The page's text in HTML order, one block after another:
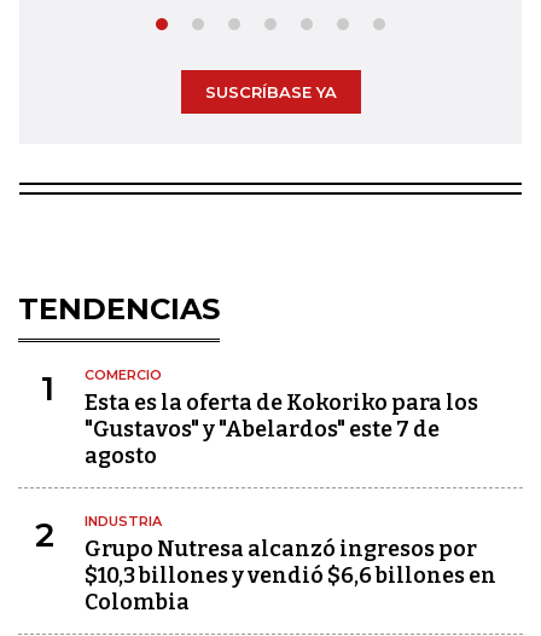
SUSCRÍBASE YA
TENDENCIAS
1 COMERCIO
Esta es la oferta de Kokoriko para los
"Gustavos" y "Abelardos" este 7 de
agosto
2 INDUSTRIA
Grupo Nutresa alcanzó ingresos por
$10,3 billones y vendió $6,6 billones en
Colombia